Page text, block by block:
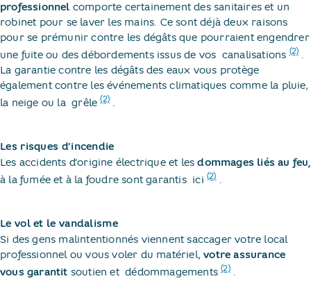
professionnel comporte certainement des sanitaires et un
robinet pour se laver les mains. Ce sont déjà deux raisons
pour se prémunir contre les dégâts que pourraient engendrer
une fuite ou des débordements issus de vos ​ canalisations​(2).
La garantie contre les dégâts des eaux vous protège
également contre les événements climatiques comme la pluie,
la neige ou la ​grêle​(2) .
Les risques d’incendie
Les accidents d’origine électrique et lesdommages liés au feu,
à la fumée et à la foudre sont garantis ​ ici​(2).
Le vol et le vandalisme
Si des gens malintentionnés viennent saccager votre local
professionnel ou vous voler du matériel,votre assurance
vous garantit soutien et ​dédommagements​(2).